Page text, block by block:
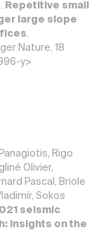
Repetitive small
large slope
.
Nature, 18
y>
Rigo
Olivier,
Pascal, Briole
Sokos
seismic
Insights on the